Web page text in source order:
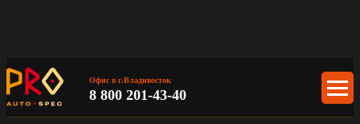
Офис в г.Владивосток
8 800 201-43-40